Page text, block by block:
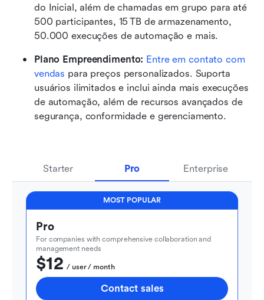
do Inicial, além de chamadas em grupo para até
500 participantes, 15 TB de armazenamento,
50.000 execuções de automação e mais.
Plano Empreendimento: Entre em contato com
vendas para preços personalizados. Suporta
usuários ilimitados e inclui ainda mais execuções
de automação, além de recursos avançados de
segurança, conformidade e gerenciamento.
Starter Pro Enterprise
MOST POPULAR
Pro
For companies with comprehensive collaboration and
management needs
$12
  / user / month
Contact sales